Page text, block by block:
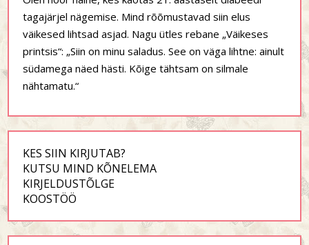
tagajärjel nägemise. Mind rõõmustavad siin elus
väikesed lihtsad asjad. Nagu ütles rebane „Väikeses
printsis“: „Siin on minu saladus. See on väga lihtne: ainult
südamega näed hästi. Kõige tähtsam on silmale
nähtamatu.“
KES SIIN KIRJUTAB?
KUTSU MIND KÕNELEMA
KIRJELDUSTÕLGE
KOOSTÖÖ